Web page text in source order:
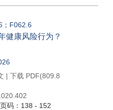
F062.6
健康风险行为？
| 下载 PDF(809.8
, 页码：138 - 152